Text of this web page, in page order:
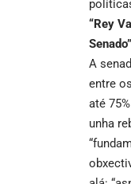
“Rey
Senado”
A
entre
até
unha